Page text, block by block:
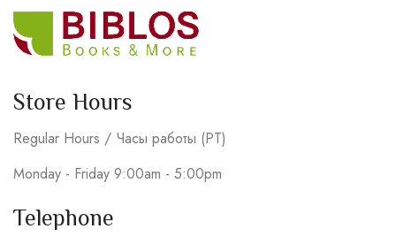
Store Hours
Regular Hours / Часы работы (PT)
Monday - Friday 9:00am - 5:00pm
Telephone